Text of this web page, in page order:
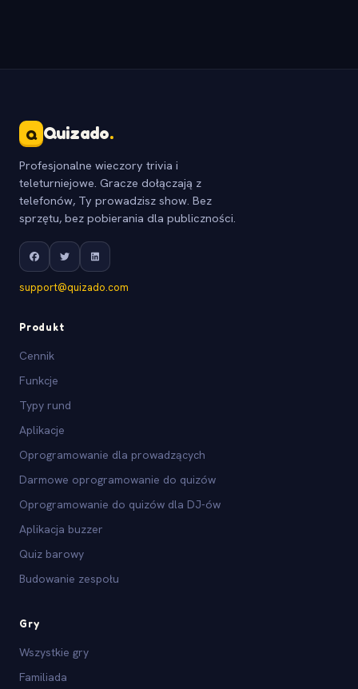
Q Quizado.
Profesjonalne wieczory trivia i
teleturniejowe. Gracze dołączają z
telefonów, Ty prowadzisz show. Bez
sprzętu, bez pobierania dla publiczności.
support@quizado.com
Produkt
Cennik
Funkcje
Typy rund
Aplikacje
Oprogramowanie dla prowadzących
Darmowe oprogramowanie do quizów
Oprogramowanie do quizów dla DJ-ów
Aplikacja buzzer
Quiz barowy
Budowanie zespołu
Gry
Wszystkie gry
Familiada